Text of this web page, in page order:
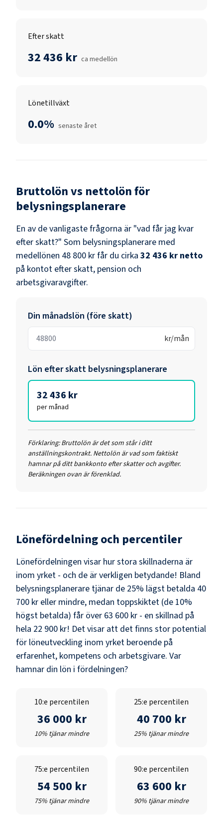
Efter skatt
32 436 kr ca medellön
Lönetillväxt
0.0% senaste året
Bruttolön vs nettolön för
belysningsplanerare
En av de vanligaste frågorna är "vad får jag kvar
efter skatt?" Som belysningsplanerare med
medellönen 48 800 krfår du cirka 32 436 kr netto
på kontot efter skatt, pension och
arbetsgivaravgifter.
Din månadslön (före skatt)
kr/mån
Lön efter skatt belysningsplanerare
32 436 kr
per månad
Förklaring: Bruttolön är det som står i ditt
anställningskontrakt. Nettolön är vad som faktiskt
hamnar på ditt bankkonto efter skatter och avgifter.
Beräkningen ovan är förenklad.
Lönefördelning och percentiler
Lönefördelningen visar hur stora skillnaderna är
inom yrket - och de är verkligen betydande! Bland
belysningsplanerare tjänar de 25% lägst betalda 40
700 kr eller mindre, medan toppskiktet (de 10%
högst betalda) får över 63 600 kr - en skillnad på
hela 22 900 kr! Det visar att det finns stor potential
för löneutveckling inom yrket beroende på
erfarenhet, kompetens och arbetsgivare. Var
hamnar din lön i fördelningen?
10:e percentilen
36 000 kr
10% tjänar mindre
25:e percentilen
40 700 kr
25% tjänar mindre
75:e percentilen
54 500 kr
75% tjänar mindre
90:e percentilen
63 600 kr
90% tjänar mindre